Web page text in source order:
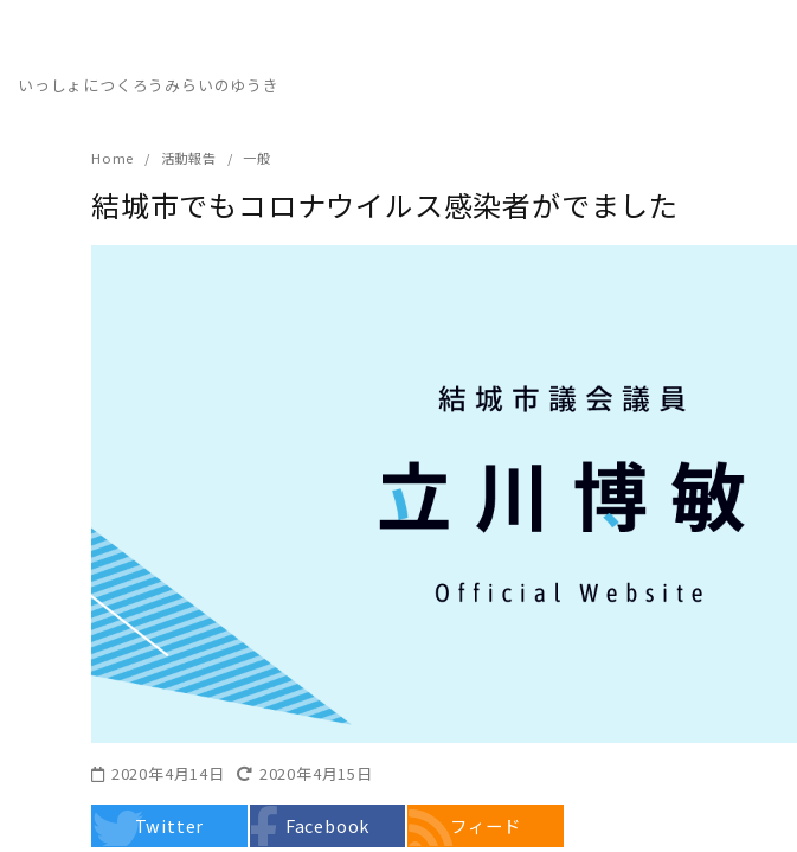
content
いっしょにつくろうみらいのゆうき
Home 活動報告 一般
結城市でもコロナウイルス感染者がでました
2020年4月14日 2020年4月15日
Twitter Facebook フィード